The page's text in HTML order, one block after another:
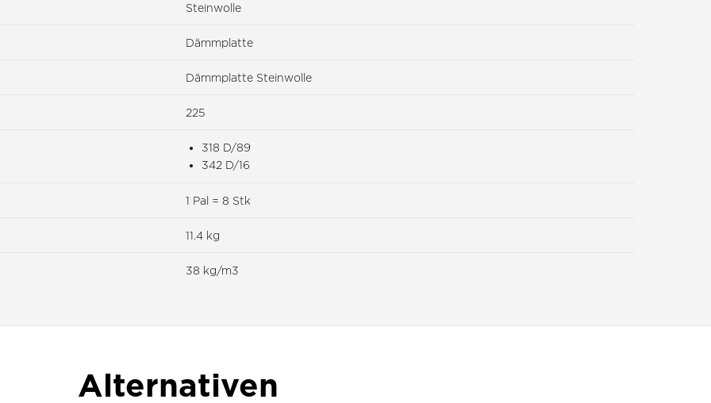
Steinwolle
Dämmplatte
Dämmplatte Steinwolle
225
318 D/89
342 D/16
1 Pal = 8 Stk
11.4 kg
38 kg/m3
Alternativen